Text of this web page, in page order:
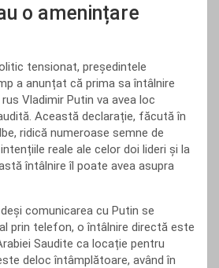
o amenințare
tensionat, președintele
a anunțat că prima sa întâlnire
Vladimir Putin va avea loc
Această declarație, făcută în
ridică numeroase semne de
reale ale celor doi lideri și la
întâlnire îl poate avea asupra
comunicarea cu Putin se
prin telefon, o întâlnire directă este
Saudite ca locație pentru
deloc întâmplătoare, având în